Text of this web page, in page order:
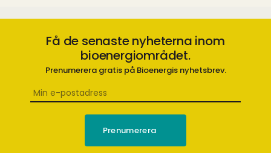
Få de senaste nyheterna inom
bioenergiområdet.
Prenumerera gratis på Bioenergis nyhetsbrev.